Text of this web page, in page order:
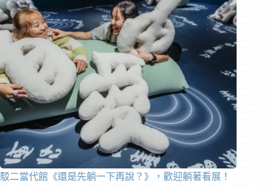
駁二當代館《還是先躺一下再說？》，歡迎躺著看展！